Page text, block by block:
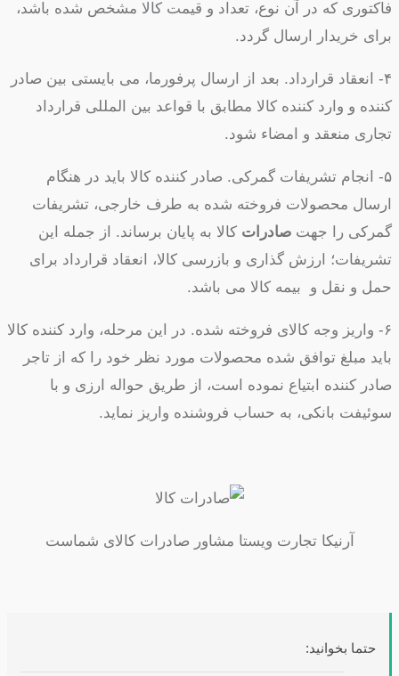
فاکتوری که در آن نوع، تعداد و قیمت کالا مشخص شده باشد،
برای خریدار ارسال گردد.
۴- انعقاد قرارداد. بعد از ارسال پرفورما، می بایستی بین صادر
کننده و وارد کننده کالا مطابق با قواعد بین المللی قرارداد
تجاری منعقد و امضاء شود.
۵- انجام تشریفات گمرکی. صادر کننده کالا باید در هنگام
ارسال محصولات فروخته شده به طرف خارجی، تشریفات
گمرکی را جهت صادرات کالا به پایان برساند. از جمله این
تشریفات؛ ارزش گذاری و بازرسی کالا، انعقاد قرارداد برای
حمل و نقل و بیمه کالا می باشد.
۶- واریز وجه کالای فروخته شده. در این مرحله، وارد کننده کالا
باید مبلغ توافق شده محصولات مورد نظر خود را که از تاجر
صادر کننده ابتیاع نموده است، از طریق حواله ارزی و با
سوئیفت بانکی، به حساب فروشنده واریز نماید.
آرنیکا تجارت ویستا مشاور صادرات کالای شماست
حتما بخوانید: